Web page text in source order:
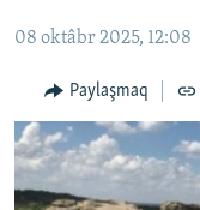
İNSAN AQLARI
VİDEO
SÜRET
BLOGLAR
08 oktâbr 2025, 12:08
Paylaşmaq